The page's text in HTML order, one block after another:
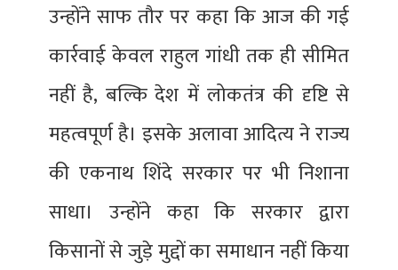
उन्होंने साफ तौर पर कहा कि आज की गई
कार्रवाई केवल राहुल गांधी तक ही सीमित
नहीं है, बल्कि देश में लोकतंत्र की दृष्टि से
महत्वपूर्ण है। इसके अलावा आदित्य ने राज्य
की एकनाथ शिंदे सरकार पर भी निशाना
साधा। उन्होंने कहा कि सरकार द्वारा
किसानों से जुड़े मुद्दों का समाधान नहीं किया